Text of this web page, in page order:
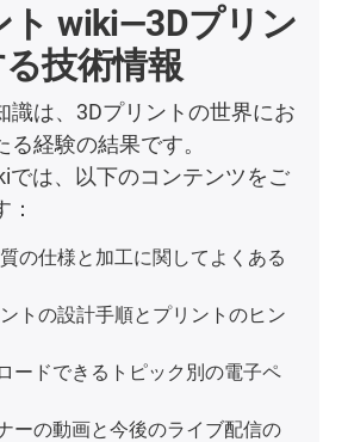
ト wiki―3Dプリン
る技術情報
識は、3Dプリントの世界にお
経験の結果です。
では、以下のコンテンツをご
の仕様と加工に関してよくある
トの設計手順とプリントのヒン
ードできるトピック別の電子ペ
ーの動画と今後のライブ配信の